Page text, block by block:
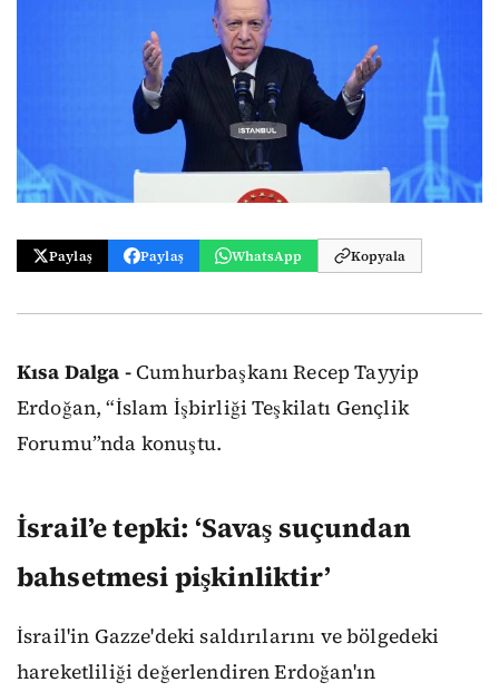
Paylaş Paylaş WhatsApp Kopyala
Kısa Dalga -Cumhurbaşkanı Recep Tayyip
Erdoğan, “İslam İşbirliği Teşkilatı Gençlik
Forumu”nda konuştu.
İsrail’e tepki: ‘Savaş suçundan
bahsetmesi pişkinliktir’
İsrail'in Gazze'deki saldırılarını ve bölgedeki
hareketliliği değerlendiren Erdoğan'ın